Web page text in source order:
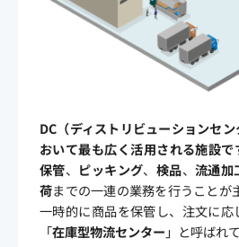
DC （ディストリビューションセ
おいて最も広く活用される施設
保管、 ピッキング、 検品、流通加
荷までの一連の業務を行うことが
一時的に商品を保管し、注文に応
「在庫型物流センター 」と呼ばれ